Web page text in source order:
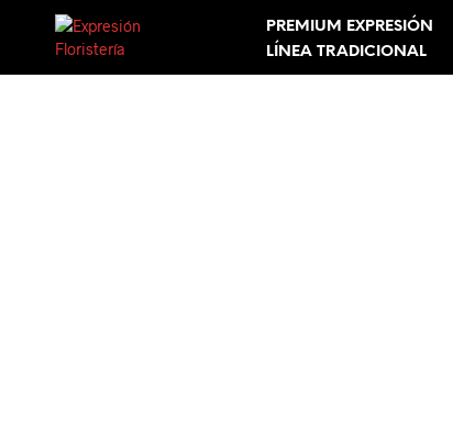
PREMIUM EXPRESIÓN
LÍNEA TRADICIONAL